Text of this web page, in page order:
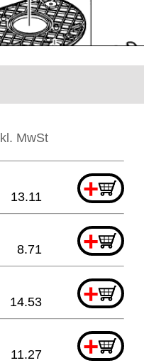
MwSt
+
13.11
+
8.71
+
14.53
+
11.27